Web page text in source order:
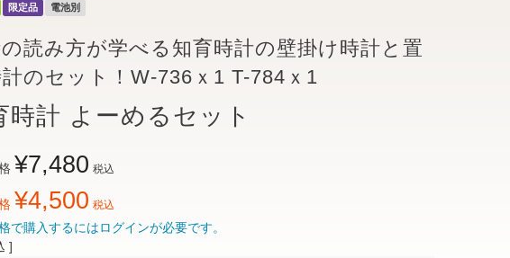
限定品 電池別
の読み方が学べる知育時計の壁掛け時計と置
計のセット！W-736ｘ1 T-784ｘ1
時計 よーめるセット
¥7,480 税込
¥4,500 税込
で購入するにはログインが必要です。